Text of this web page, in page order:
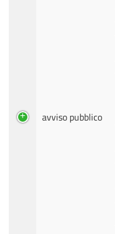
avviso pubblico